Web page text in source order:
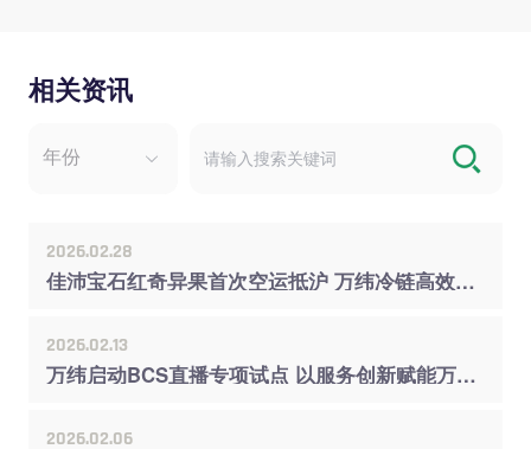
相关资讯
2026.02.28
佳沛宝石红奇异果首次空运抵沪 万纬冷链高效接驳入库
2026.02.13
万纬启动BCS直播专项试点 以服务创新赋能万家配升级
2026.02.06